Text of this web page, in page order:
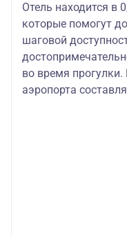
Отель находится в
которые помогут
шаговой
во время
аэропорта